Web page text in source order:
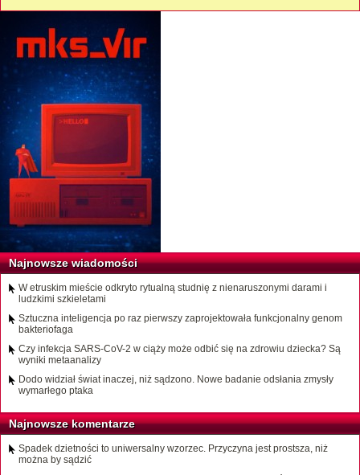
Najnowsze wiadomości
W etruskim mieście odkryto rytualną studnię z nienaruszonymi darami i
ludzkimi szkieletami
Sztuczna inteligencja po raz pierwszy zaprojektowała funkcjonalny genom
bakteriofaga
Czy infekcja SARS-CoV-2 w ciąży może odbić się na zdrowiu dziecka? Są
wyniki metaanalizy
Dodo widział świat inaczej, niż sądzono. Nowe badanie odsłania zmysły
wymarłego ptaka
Najnowsze komentarze
Spadek dzietności to uniwersalny wzorzec. Przyczyna jest prostsza, niż
można by sądzić